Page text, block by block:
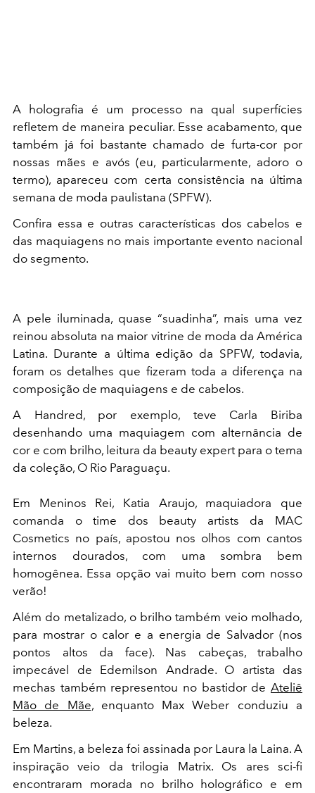
A holografia é um processo na qual superfícies
refletem de maneira peculiar. Esse acabamento, que
também já foi bastante chamado de furta-cor por
nossas mães e avós (eu, particularmente, adoro o
termo), apareceu com certa consistência na última
semana de moda paulistana (SPFW).
Confira essa e outras características dos cabelos e
das maquiagens no mais importante evento nacional
do segmento.
A pele iluminada, quase “suadinha”, mais uma vez
reinou absoluta na maior vitrine de moda da América
Latina. Durante a última edição da SPFW, todavia,
foram os detalhes que fizeram toda a diferença na
composição de maquiagens e de cabelos.
A Handred, por exemplo, teve Carla Biriba
desenhando uma maquiagem com alternância de
cor e com brilho, leitura da beauty expert para o tema
da coleção, O Rio Paraguaçu.
Em Meninos Rei, Katia Araujo, maquiadora que
comanda o time dos beauty artists da MAC
Cosmetics no país, apostou nos olhos com cantos
internos dourados, com uma sombra bem
homogênea. Essa opção vai muito bem com nosso
verão!
Além do metalizado, o brilho também veio molhado,
para mostrar o calor e a energia de Salvador (nos
pontos altos da face). Nas cabeças, trabalho
impecável de Edemilson Andrade. O artista das
mechas também representou no bastidor de Ateliê
Mão de Mãe, enquanto Max Weber conduziu a
beleza.
Em Martins, a beleza foi assinada por Laura la Laina. A
inspiração veio da trilogia Matrix. Os ares sci-fi
encontraram morada no brilho holográfico e em